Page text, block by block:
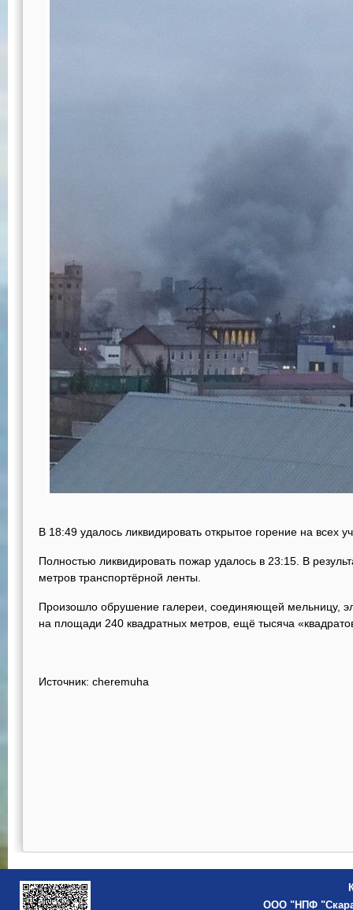
В 18:49 удалось ликвидировать открытое горение на всех
Полностью ликвидировать пожар удалось в 23:15. В
метров транспортёрной ленты.
Произошло обрушение галереи, соединяющей мельницу,
на площади 240 квадратных метров, ещё тысяча
Источник: cheremuha
ООО "НПФ